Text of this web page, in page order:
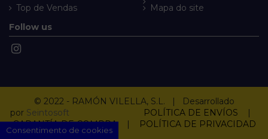
Top de Vendas
Mapa do site
Follow us
© 2022 - RAMÓN VILELLA, S.L. | Desarrollado
por Seintosoft POLÍTICA DE ENVÍOS
|
GARANTÍA DE COMPRA| POLÍTICA DE PRIVACIDAD
Consentimento de cookies